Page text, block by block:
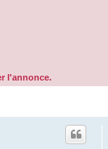
l'annonce.